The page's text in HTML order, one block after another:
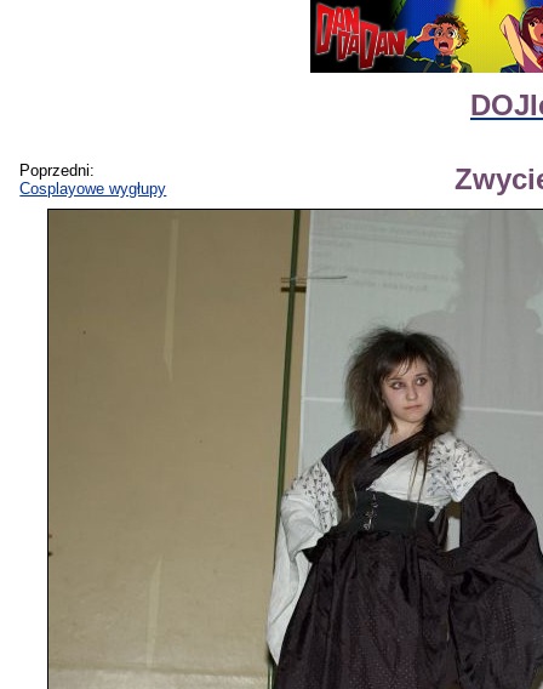
Poprzedni:
Cosplayowe wygłupy